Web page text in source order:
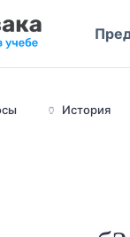
🏺 История